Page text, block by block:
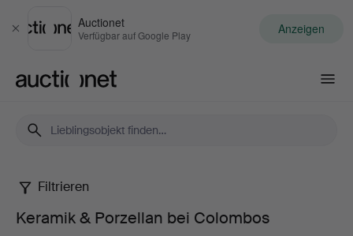
Schließen
Auctionet
Verfügbar auf Google Play Anzeigen
Keramik
Filtrieren
Keramik & Porzellan bei Colombos